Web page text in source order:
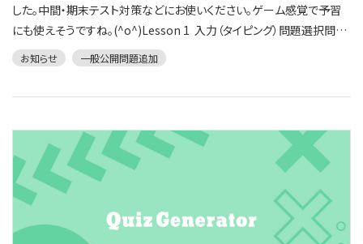
した。中間・期末テスト対策などにお使いください。ゲーム感覚で予習
にも使えそうですね。(^o^)Lesson 1 入力（タイピング）問題選択問題
Let's Talk 1 入力（タイピング）問題選択問題Lesson 2GET 入力（タ
イピング）問題選択問題 USE 入力（タイピング）問題選択問題Let's
4GET 入力（タイピング）問題選択問題 USE 入力（タイピング）問題選
択問題Let's Talk 3 入力（タイピング）問題選択問題Let's Read 1 前
半入力（タイピング）問題選択問題 後半入力（タイピング）問題選択問
題Lesson 5GET 入力（タイピング）問題選択問題 USE 入力（タイピン
グ）問題選択問題Lesson 6GET 入力（タイピング）問題選択問
題 USE 入力（タイピング）問題選択問題Let's Talk 4 入力（タイピン
お知らせ 一般公開問題追加